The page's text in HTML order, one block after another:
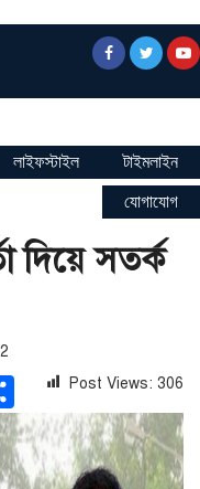
লাইফস্টাইল টাইমলাইন
যোগাযোগ
দিয়ে সতর্ক
Post Views: 306